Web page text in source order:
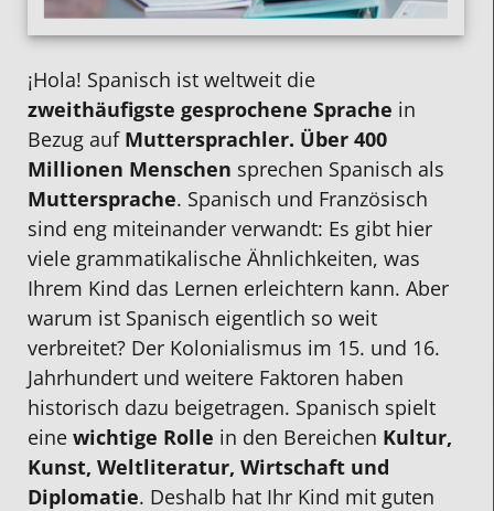
¡Hola! Spanisch ist weltweit die
zweithäufigste gesprochene Sprache in
Bezug auf Muttersprachler. Über 400
Millionen Menschen sprechen Spanisch als
Muttersprache. Spanisch und Französisch
sind eng miteinander verwandt: Es gibt hier
viele grammatikalische Ähnlichkeiten, was
Ihrem Kind das Lernen erleichtern kann. Aber
warum ist Spanisch eigentlich so weit
verbreitet? Der Kolonialismus im 15. und 16.
Jahrhundert und weitere Faktoren haben
historisch dazu beigetragen. Spanisch spielt
eine wichtige Rolle in den Bereichen Kultur,
Kunst, Weltliteratur, Wirtschaft und
Diplomatie. Deshalb hat Ihr Kind mit guten